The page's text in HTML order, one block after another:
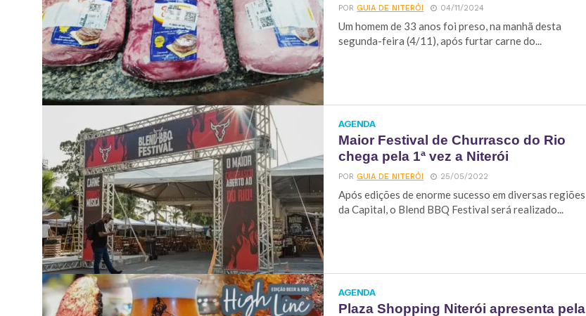
PORGUIA DE NITERÓI 04/11/2024
Um homem de 33 anos foi preso, na manhã desta
segunda-feira (4/11), após furtar carne do...
AGENDA
Maior Festival de Churrasco do Rio
chega pela 1ª vez a Niterói
PORGUIA DE NITERÓI 25/05/2022
Após edições de enorme sucesso em diversas regiões
da Capital, o Blend BBQ Festival será realizado...
AGENDA
Plaza Shopping Niterói apresenta pela